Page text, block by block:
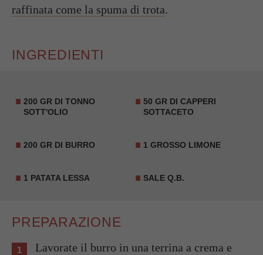
raffinata come la spuma di trota.
INGREDIENTI
200 GR DI TONNO
SOTT'OLIO
50 GR DI CAPPERI
SOTTACETO
200 GR DI BURRO 1 GROSSO LIMONE
1 PATATA LESSA SALE Q.B.
PREPARAZIONE
Lavorate il burro in una terrina a crema e